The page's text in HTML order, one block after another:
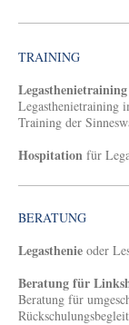
TRAINING
Legasthenietraining
Legasthenietraining
Training der
Hospitation für
BERATUNG
Legasthenie oder
Beratung für
Beratung für